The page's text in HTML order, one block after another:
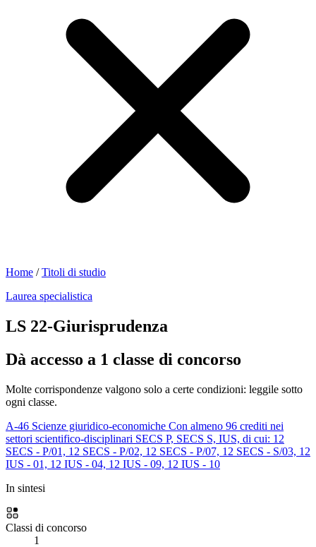
Home /Titoli di studio
Laurea specialistica
LS 22-Giurisprudenza
Dà accesso a 1 classe di concorso
Molte corrispondenze valgono solo a certe condizioni: leggile sotto
ogni classe.
A-46 Scienze giuridico-economiche Con almeno 96 crediti nei
settori scientifico-disciplinari SECS P, SECS S, IUS, di cui: 12
SECS - P/01, 12 SECS - P/02, 12 SECS - P/07, 12 SECS - S/03, 12
IUS - 01, 12 IUS - 04, 12 IUS - 09, 12 IUS - 10
In sintesi
Classi di concorso
1